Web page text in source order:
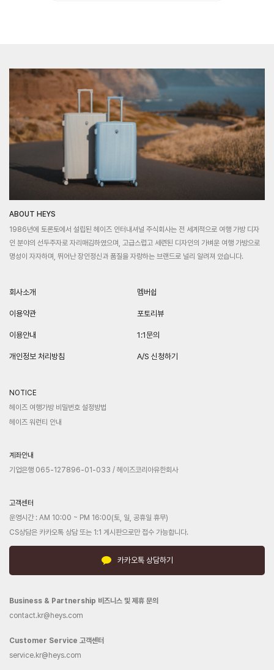
ABOUT HEYS
1986년에 토론토에서 설립된 헤이즈 인터내셔널 주식회사는 전 세계적으로 여행 가방 디자
인 분야의 선두주자로 자리매김하였으며, 고급스럽고 세련된 디자인의 가벼운 여행 가방으로
명성이 자자하며, 뛰어난 장인정신과 품질을 자랑하는 브랜드로 널리 알려져 있습니다.
회사소개
이용약관
이용안내
개인정보 처리방침
멤버쉽
포토리뷰
1:1문의
A/S 신청하기
NOTICE
헤이즈 여행가방 비밀번호 설정방법
헤이즈 워런티 안내
계좌안내
기업은행 065-127896-01-033 / 헤이즈코리아유한회사
고객센터
운영시간 : AM 10:00 ~ PM 16:00(토, 일, 공휴일 휴무)
CS상담은 카카오톡 상담 또는 1:1 게시판으로만 접수 가능합니다.
카카오톡 상담하기
Business & Partnership 비즈니스 및 제휴 문의
contact.kr@heys.com
Customer Service 고객센터
service.kr@heys.com